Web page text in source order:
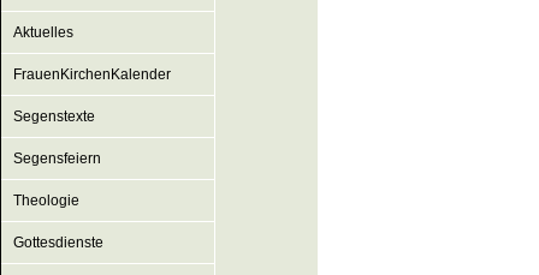
Aktuelles
FrauenKirchenKalender
Segenstexte
Segensfeiern
Theologie
Gottesdienste